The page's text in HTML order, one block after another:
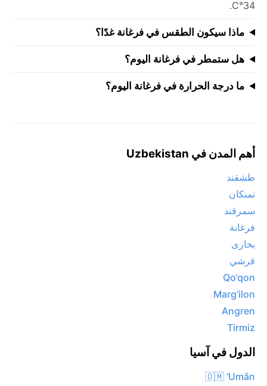
34°C.
ماذا سيكون الطقس في فرغانة غدًا؟
هل ستمطر في فرغانة اليوم؟
ما درجة الحرارة في فرغانة اليوم؟
أهم المدن في Uzbekistan
طشقند
نمنكان
سمرقند
فرغانة
بخارى
قرشي
Qo‘qon
Marg‘ilon
Angren
Tirmiz
الدول في آسيا
🇴🇲 ‘Umān